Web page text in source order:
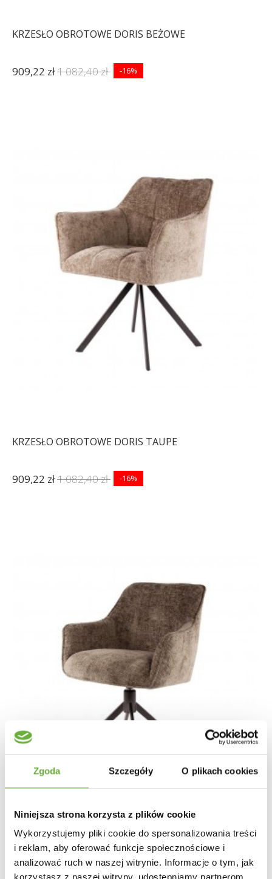
Zgoda Szczegóły O plikach cookies
Niniejsza strona korzysta z plików cookie
Wykorzystujemy pliki cookie do spersonalizowania treści
i reklam, aby oferować funkcje społecznościowe i
analizować ruch w naszej witrynie. Informacje o tym, jak
korzystasz z naszej witryny, udostępniamy partnerom
KRZESŁO OBROTOWE DORIS BEŻOWE
909,22 zł1 082,40 zł -16%
KRZESŁO OBROTOWE DORIS TAUPE
909,22 zł1 082,40 zł -16%
KRZESŁO OBROTOWE KARA SZARE